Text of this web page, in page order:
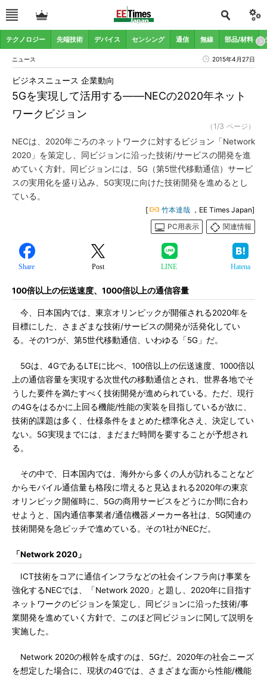
テクノロジー 先端技術 デバイス センシング 通信 無線 部品/材料
ニュース 2015年4月27日
5Gを実現して活用する――NECの2020年ネット
ワークビジョン
ビジネスニュース 企業動向
（1/3 ページ）
NECは、2020年ごろのネットワークに対するビジョン「Network
2020」を策定し、同ビジョンに沿った技術/サービスの開発を進
めていく方針。同ビジョンには、5G（第5世代移動通信）サービ
スの実用化を盛り込み、5G実現に向けた技術開発を進めるとし
ている。
[ 竹本達哉 ，EE Times Japan]
PC用表示
関連情報
Share Post LINE Hatena
100倍以上の伝送速度、1000倍以上の通信容量
今、日本国内では、東京オリンピックが開催される2020年を
目標にした、さまざまな技術/サービスの開発が活発化してい
る。その1つが、第5世代移動通信、いわゆる「5G」だ。
5Gは、4GであるLTEに比べ、100倍以上の伝送速度、1000倍以
上の通信容量を実現する次世代の移動通信とされ、世界各地でそ
うした要件を満たすべく技術開発が進められている。ただ、現行
の4Gをはるかに上回る機能/性能の実装を目指しているが故に、
技術的課題は多く、仕様条件をまとめた標準化さえ、決定してい
ない。5G実現までには、まだまだ時間を要することが予想され
る。
その中で、日本国内では、海外から多くの人が訪れることなど
からモバイル通信量も格段に増えると見込まれる2020年の東京
オリンピック開催時に、5Gの商用サービスをどうにか間に合わ
せようと、国内通信事業者/通信機器メーカー各社は、5G関連の
技術開発を急ピッチで進めている。その1社がNECだ。
「Network 2020」
ICT技術をコアに通信インフラなどの社会インフラ向け事業を
強化するNECでは、「Network 2020」と題し、2020年に目指す
ネットワークのビジョンを策定し、同ビジョンに沿った技術/事
業開発を進めていく方針で、このほど同ビジョンに関して説明を
実施した。
Network 2020の根幹を成すのは、5Gだ。2020年の社会ニーズ
を想定した場合に、現状の4Gでは、さまざまな面から性能/機能